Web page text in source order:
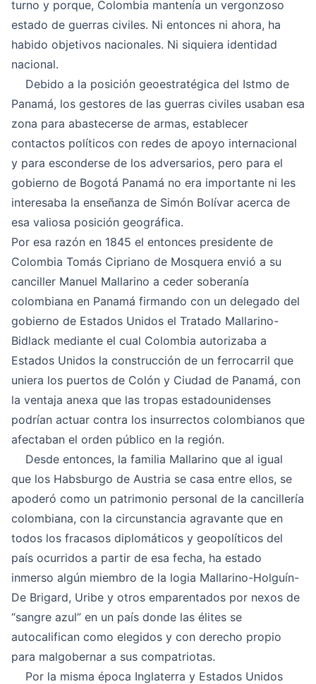
turno y porque, Colombia mantenía un vergonzoso
estado de guerras civiles. Ni entonces ni ahora, ha
habido objetivos nacionales. Ni siquiera identidad
nacional.
Debido a la posición geoestratégica del Istmo de
Panamá, los gestores de las guerras civiles usaban esa
zona para abastecerse de armas, establecer
contactos políticos con redes de apoyo internacional
y para esconderse de los adversarios, pero para el
gobierno de Bogotá Panamá no era importante ni les
interesaba la enseñanza de Simón Bolívar acerca de
esa valiosa posición geográfica.
Por esa razón en 1845 el entonces presidente de
Colombia Tomás Cipriano de Mosquera envió a su
canciller Manuel Mallarino a ceder soberanía
colombiana en Panamá firmando con un delegado del
gobierno de Estados Unidos el Tratado Mallarino-
Bidlack mediante el cual Colombia autorizaba a
Estados Unidos la construcción de un ferrocarril que
uniera los puertos de Colón y Ciudad de Panamá, con
la ventaja anexa que las tropas estadounidenses
podrían actuar contra los insurrectos colombianos que
afectaban el orden público en la región.
Desde entonces, la familia Mallarino que al igual
que los Habsburgo de Austria se casa entre ellos, se
apoderó como un patrimonio personal de la cancillería
colombiana, con la circunstancia agravante que en
todos los fracasos diplomáticos y geopolíticos del
país ocurridos a partir de esa fecha, ha estado
inmerso algún miembro de la logia Mallarino-Holguín-
De Brigard, Uribe y otros emparentados por nexos de
“sangre azul” en un país donde las élites se
autocalifican como elegidos y con derecho propio
para malgobernar a sus compatriotas.
Por la misma época Inglaterra y Estados Unidos